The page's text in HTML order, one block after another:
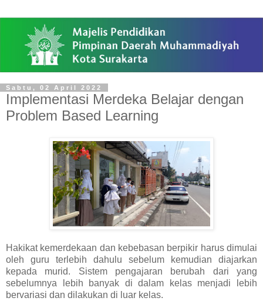
Sabtu, 02 April 2022
Implementasi Merdeka Belajar dengan
Problem Based Learning
Hakikat kemerdekaan dan kebebasan berpikir harus dimulai
oleh guru terlebih dahulu sebelum kemudian diajarkan
kepada murid. Sistem pengajaran berubah dari yang
sebelumnya lebih banyak di dalam kelas menjadi lebih
bervariasi dan dilakukan di luar kelas.